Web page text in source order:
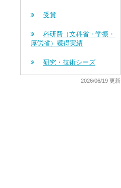
受賞
科研費（文科省・学振・
厚労省）獲得実績
研究・技術シーズ
2026/06/19 更新